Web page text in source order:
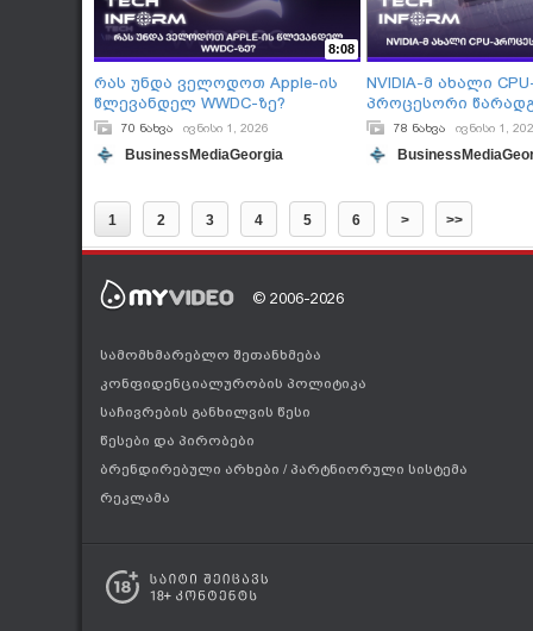
8:08
რას უნდა ველოდოთ Apple-ის
წლევანდელ WWDC-ზე?
70 ნახვა ივნისი 1, 2026
BusinessMediaGeorgia
NVIDIA-მ ახალი
პროცესორი
78 ნახვა ივნისი 1,
1 2 3 4 5 6 > >>
© 2006-2026
სამომხმარებლო შეთანხმება
კონფიდენციალურობის პოლიტიკა
საჩივრების განხილვის წესი
წესები და პირობები
ბრენდირებული არხები / პარტნიორული სისტემა
რეკლამა